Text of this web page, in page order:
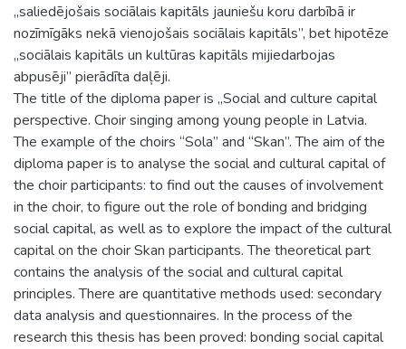
„saliedējošais sociālais kapitāls jauniešu koru darbībā ir
nozīmīgāks nekā vienojošais sociālais kapitāls”, bet hipotēze
„sociālais kapitāls un kultūras kapitāls mijiedarbojas
abpusēji” pierādīta daļēji.
The title of the diploma paper is „Social and culture capital
perspective. Choir singing among young people in Latvia.
The example of the choirs “Sola” and “Skan”. The aim of the
diploma paper is to analyse the social and cultural capital of
the choir participants: to find out the causes of involvement
in the choir, to figure out the role of bonding and bridging
social capital, as well as to explore the impact of the cultural
capital on the choir Skan participants. The theoretical part
contains the analysis of the social and cultural capital
principles. There are quantitative methods used: secondary
data analysis and questionnaires. In the process of the
research this thesis has been proved: bonding social capital